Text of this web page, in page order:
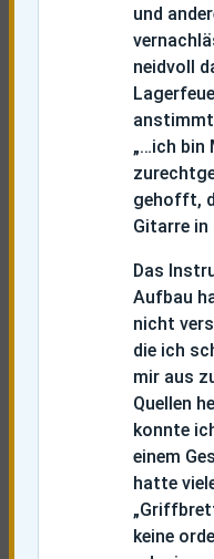
und
neidvoll
„…ich bin
gehofft,
Gitarre in
Das
Aufbau
nicht
die ich
mir aus
Quellen
konnte
einem
hatte
keine